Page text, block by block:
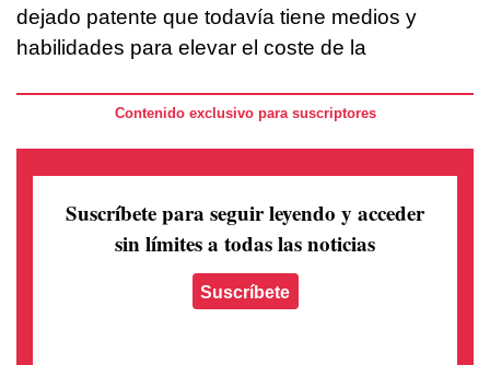
dejado patente que todavía tiene medios y
habilidades para elevar el coste de la
Contenido exclusivo para suscriptores
Suscríbete para seguir leyendo y acceder
sin límites a todas las noticias
Suscríbete